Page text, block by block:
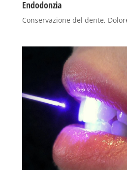
Endodonzia
Conservazione del dente,